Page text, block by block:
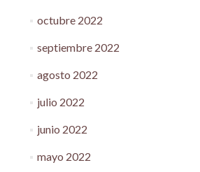
octubre 2022
septiembre 2022
agosto 2022
julio 2022
junio 2022
mayo 2022